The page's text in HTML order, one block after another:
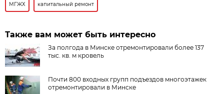
МГЖХ капитальный ремонт
Также вам может быть интересно
За полгода в Минске отремонтировали более 137
тыс. кв. м кровель
Почти 800 входных групп подъездов многоэтажек
отремонтировали в Минске